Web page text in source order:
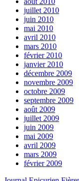
juillet 2010
juin 2010
mai 2010
avril 2010
mars 2010
février 2010
janvier 2010
décembre 2009
novembre 2009
octobre 2009
septembre 2009
août 2009
juillet 2009
juin 2009
mai 2009
avril 2009
mars 2009
février 2009